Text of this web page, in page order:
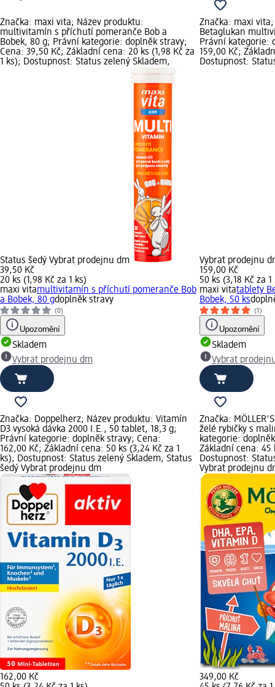
Značka: maxi vita; Název produktu:
multivitamín s příchutí pomeranče Bob a
Bobek, 80 g; Právní kategorie: doplněk stravy;
Cena: 39,50 Kč; Základní cena: 20 ks (1,98 Kč za
1 ks); Dostupnost: Status zelený Skladem,
Status šedý Vybrat prodejnu dm
39,50 Kč
20 ks (1,98 Kč za 1 ks)
maxi vitamultivitamín s příchutí pomeranče Bob
a Bobek, 80 gdoplněk stravy
(0)
Upozornění
Skladem
Vybrat prodejnu dm
Značka: maxi
Betaglukan
Právní kategorie:
159,00 Kč;
Dostupnost:
Vybrat prodejnu
159,00 Kč
50 ks (3,18 Kč za 1
maxi vitatablety
Bobek, 50 ks
(1)
Upozornění
Skladem
Vybrat
Značka: Doppelherz; Název produktu: Vitamín
D3 vysoká dávka 2000 I.E., 50 tablet, 18,3 g;
Právní kategorie: doplněk stravy; Cena:
162,00 Kč; Základní cena: 50 ks (3,24 Kč za 1
ks); Dostupnost: Status zelený Skladem, Status
šedý Vybrat prodejnu dm
162,00 Kč
Značka:
želé rybičky s
kategorie:
Základní cena: 45
Dostupnost:
Vybrat prodejnu
349,00 Kč